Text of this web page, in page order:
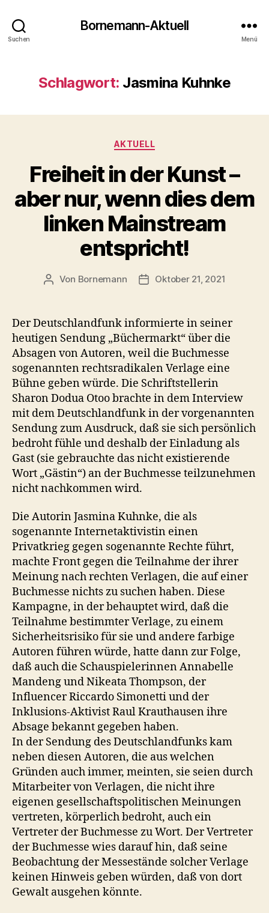
Suchen
Bornemann-Aktuell
Menü
Schlagwort: Jasmina Kuhnke
Kategorien
AKTUELL
Freiheit in der Kunst –
aber nur, wenn dies dem
linken Mainstream
entspricht!
Beitragsautor
Von Bornemann Veröffentlichungsdatum
Oktober 21, 2021
Der Deutschlandfunk informierte in seiner
heutigen Sendung „Büchermarkt“ über die
Absagen von Autoren, weil die Buchmesse
sogenannten rechtsradikalen Verlage eine
Bühne geben würde. Die Schriftstellerin
Sharon Dodua Otoo brachte in dem Interview
mit dem Deutschlandfunk in der vorgenannten
Sendung zum Ausdruck, daß sie sich persönlich
bedroht fühle und deshalb der Einladung als
Gast (sie gebrauchte das nicht existierende
Wort „Gästin“) an der Buchmesse teilzunehmen
nicht nachkommen wird.
Die Autorin Jasmina Kuhnke, die als
sogenannte Internetaktivistin einen
Privatkrieg gegen sogenannte Rechte führt,
machte Front gegen die Teilnahme der ihrer
Meinung nach rechten Verlagen, die auf einer
Buchmesse nichts zu suchen haben. Diese
Kampagne, in der behauptet wird, daß die
Teilnahme bestimmter Verlage, zu einem
Sicherheitsrisiko für sie und andere farbige
Autoren führen würde, hatte dann zur Folge,
daß auch die Schauspielerinnen Annabelle
Mandeng und Nikeata Thompson, der
Influencer Riccardo Simonetti und der
Inklusions-Aktivist Raul Krauthausen ihre
Absage bekannt gegeben haben.
In der Sendung des Deutschlandfunks kam
neben diesen Autoren, die aus welchen
Gründen auch immer, meinten, sie seien durch
Mitarbeiter von Verlagen, die nicht ihre
eigenen gesellschaftspolitischen Meinungen
vertreten, körperlich bedroht, auch ein
Vertreter der Buchmesse zu Wort. Der Vertreter
der Buchmesse wies darauf hin, daß seine
Beobachtung der Messestände solcher Verlage
keinen Hinweis geben würden, daß von dort
Gewalt ausgehen könnte.